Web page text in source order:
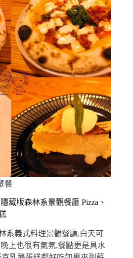
餐
藏版森林系景觀餐廳 Pizza、
系義式料理景觀餐廳,白天可
上也很有氣氛,餐點更是具水